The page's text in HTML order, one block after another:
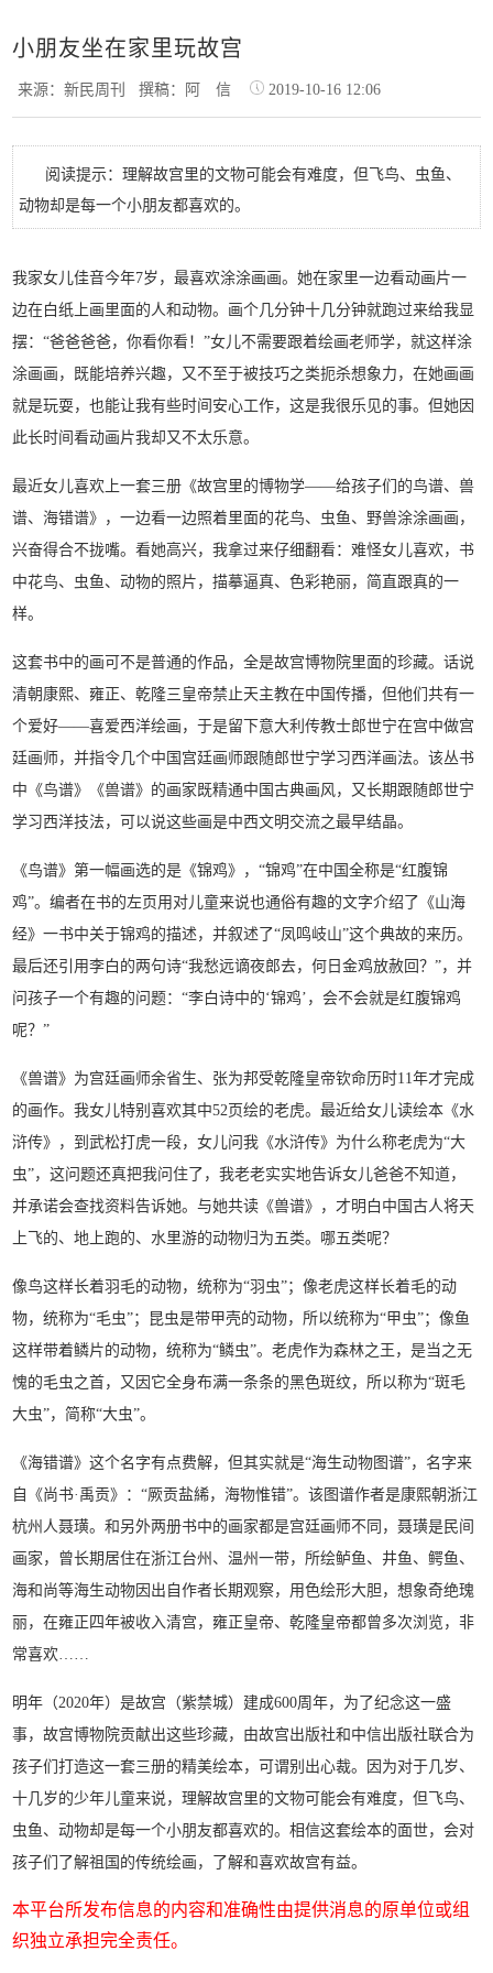
小朋友坐在家里玩故宫
来源：新民周刊撰稿：阿 信 2019-10-16 12:06
阅读提示：理解故宫里的文物可能会有难度，但飞鸟、虫鱼、
动物却是每一个小朋友都喜欢的。
我家女儿佳音今年7岁，最喜欢涂涂画画。她在家里一边看动画片一
边在白纸上画里面的人和动物。画个几分钟十几分钟就跑过来给我显
摆：“爸爸爸爸，你看你看！”女儿不需要跟着绘画老师学，就这样涂
涂画画，既能培养兴趣，又不至于被技巧之类扼杀想象力，在她画画
就是玩耍，也能让我有些时间安心工作，这是我很乐见的事。但她因
此长时间看动画片我却又不太乐意。
最近女儿喜欢上一套三册《故宫里的博物学——给孩子们的鸟谱、兽
谱、海错谱》，一边看一边照着里面的花鸟、虫鱼、野兽涂涂画画，
兴奋得合不拢嘴。看她高兴，我拿过来仔细翻看：难怪女儿喜欢，书
中花鸟、虫鱼、动物的照片，描摹逼真、色彩艳丽，简直跟真的一
样。
这套书中的画可不是普通的作品，全是故宫博物院里面的珍藏。话说
清朝康熙、雍正、乾隆三皇帝禁止天主教在中国传播，但他们共有一
个爱好——喜爱西洋绘画，于是留下意大利传教士郎世宁在宫中做宫
廷画师，并指令几个中国宫廷画师跟随郎世宁学习西洋画法。该丛书
中《鸟谱》《兽谱》的画家既精通中国古典画风，又长期跟随郎世宁
学习西洋技法，可以说这些画是中西文明交流之最早结晶。
《鸟谱》第一幅画选的是《锦鸡》，“锦鸡”在中国全称是“红腹锦
鸡”。编者在书的左页用对儿童来说也通俗有趣的文字介绍了《山海
经》一书中关于锦鸡的描述，并叙述了“凤鸣岐山”这个典故的来历。
最后还引用李白的两句诗“我愁远谪夜郎去，何日金鸡放赦回？”，并
问孩子一个有趣的问题：“李白诗中的‘锦鸡’，会不会就是红腹锦鸡
呢？”
《兽谱》为宫廷画师余省生、张为邦受乾隆皇帝钦命历时11年才完成
的画作。我女儿特别喜欢其中52页绘的老虎。最近给女儿读绘本《水
浒传》，到武松打虎一段，女儿问我《水浒传》为什么称老虎为“大
虫”，这问题还真把我问住了，我老老实实地告诉女儿爸爸不知道，
并承诺会查找资料告诉她。与她共读《兽谱》，才明白中国古人将天
上飞的、地上跑的、水里游的动物归为五类。哪五类呢？
像鸟这样长着羽毛的动物，统称为“羽虫”；像老虎这样长着毛的动
物，统称为“毛虫”；昆虫是带甲壳的动物，所以统称为“甲虫”；像鱼
这样带着鳞片的动物，统称为“鳞虫”。老虎作为森林之王，是当之无
愧的毛虫之首，又因它全身布满一条条的黑色斑纹，所以称为“斑毛
大虫”，简称“大虫”。
《海错谱》这个名字有点费解，但其实就是“海生动物图谱”，名字来
自《尚书·禹贡》：“厥贡盐絺，海物惟错”。该图谱作者是康熙朝浙江
杭州人聂璜。和另外两册书中的画家都是宫廷画师不同，聂璜是民间
画家，曾长期居住在浙江台州、温州一带，所绘鲈鱼、井鱼、鳄鱼、
海和尚等海生动物因出自作者长期观察，用色绘形大胆，想象奇绝瑰
丽，在雍正四年被收入清宫，雍正皇帝、乾隆皇帝都曾多次浏览，非
常喜欢……
明年（2020年）是故宫（紫禁城）建成600周年，为了纪念这一盛
事，故宫博物院贡献出这些珍藏，由故宫出版社和中信出版社联合为
孩子们打造这一套三册的精美绘本，可谓别出心裁。因为对于几岁、
十几岁的少年儿童来说，理解故宫里的文物可能会有难度，但飞鸟、
虫鱼、动物却是每一个小朋友都喜欢的。相信这套绘本的面世，会对
孩子们了解祖国的传统绘画，了解和喜欢故宫有益。
本平台所发布信息的内容和准确性由提供消息的原单位或组
织独立承担完全责任。